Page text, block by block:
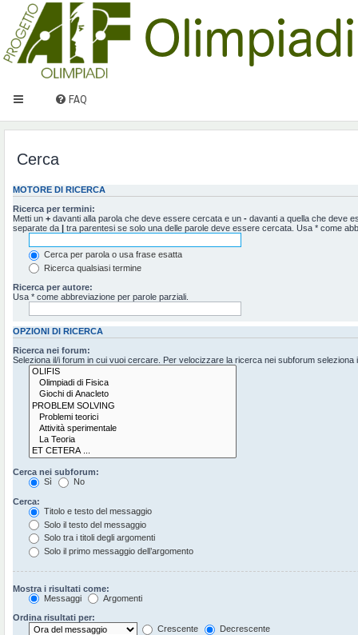
FAQ
Cerca
MOTORE DI RICERCA
Ricerca per termini:
Metti un + davanti alla parola che deve essere cercata e un - davanti a quella che deve
separate da
tra parentesi se solo una delle parole deve essere cercata. Usa * come
Cerca per parola o usa frase esatta
Ricerca qualsiasi termine
Ricerca per autore:
Usa * come abbreviazione per parole parziali.
OPZIONI DI RICERCA
Ricerca nei forum:
Seleziona il/i forum in cui vuoi cercare. Per velocizzare la ricerca nei subforum seleziona
Cerca nei subforum:
Sì
No
Cerca:
Titolo e testo del messaggio
Solo il testo del messaggio
Solo tra i titoli degli argomenti
Solo il primo messaggio dell’argomento
Mostra i risultati come:
Messaggi
Argomenti
Ordina risultati per:
Crescente
Decrescente